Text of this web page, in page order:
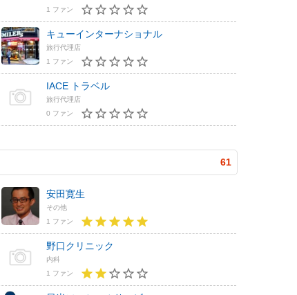
1 ファン
キューインターナショナル
旅行代理店
1 ファン
IACE トラベル
旅行代理店
0 ファン
61
安田寛生
その他
1 ファン
野口クリニック
内科
1 ファン